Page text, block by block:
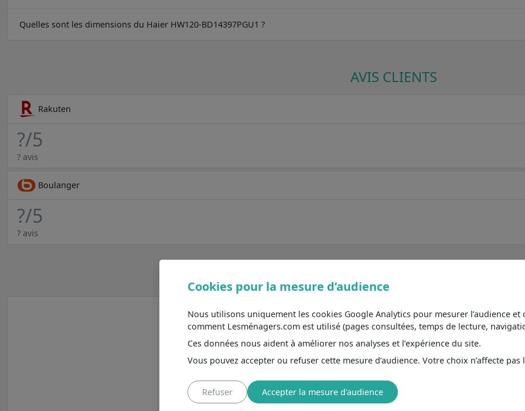
Quelles sont les dimensions du Haier HW120-BD14397PGU1 ?
AVIS CLIENTS
Rakuten
?/5
? avis
Boulanger
?/5
? avis
AVIS DE DE LA RÉDACTION
6,2
Note globale caractéristique / prix
Lave-linge Haier
Cookies pour la mesure d’audience
Nous utilisons uniquement les cookies Google Analytics pour mesurer l’audience et
comment Lesménagers.com est utilisé (pages consultées, temps de lecture,
Ces données nous aident à améliorer nos analyses et l’expérience du site.
Vous pouvez accepter ou refuser cette mesure d’audience. Votre choix n’affecte pas
Refuser Accepter la mesure d'audience